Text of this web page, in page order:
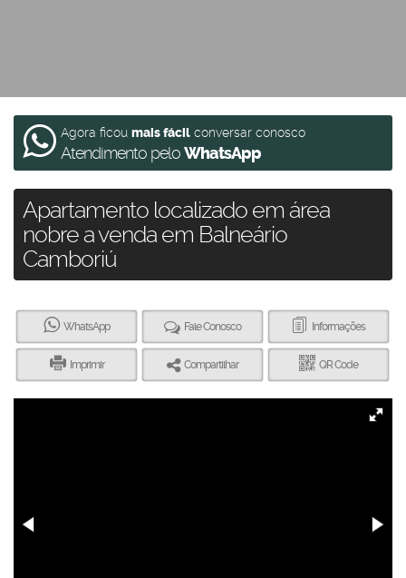
Agora ficou mais fácil conversar conosco
Atendimento peloWhatsApp
Apartamento localizado em área
nobre a venda em Balneário
Camboriú
WhatsApp Fale Conosco Informações
Imprimir Compartilhar QR Code